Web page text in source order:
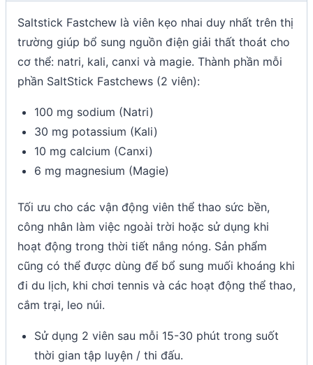
Saltstick Fastchew là viên kẹo nhai duy nhất trên thị
trường giúp bổ sung nguồn điện giải thất thoát cho
cơ thể: natri, kali, canxi và magie. Thành phần mỗi
phần SaltStick Fastchews (2 viên):
100 mg sodium (Natri)
30 mg potassium (Kali)
10 mg calcium (Canxi)
6 mg magnesium (Magie)
Tối ưu cho các vận động viên thể thao sức bền,
công nhân làm việc ngoài trời hoặc sử dụng khi
hoạt động trong thời tiết nắng nóng. Sản phẩm
cũng có thể được dùng để bổ sung muối khoáng khi
đi du lịch, khi chơi tennis và các hoạt động thể thao,
cắm trại, leo núi.
Sử dụng 2 viên sau mỗi 15-30 phút trong suốt
thời gian tập luyện / thi đấu.